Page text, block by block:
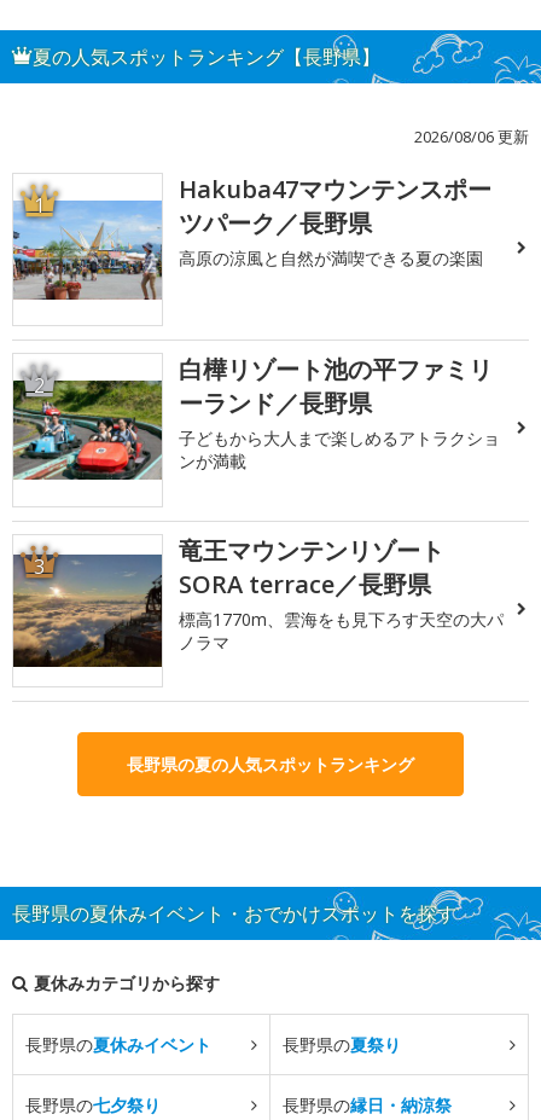
夏の人気スポットランキング【長野県】
2026/08/06 更新
1
Hakuba47マウンテンスポー
ツパーク／長野県
高原の涼風と自然が満喫できる夏の楽園
2
白樺リゾート池の平ファミリ
ーランド／長野県
子どもから大人まで楽しめるアトラクショ
ンが満載
3
竜王マウンテンリゾート
SORA terrace／長野県
標高1770m、雲海をも見下ろす天空の大パ
ノラマ
長野県の夏の人気スポットランキング
長野県の夏休みイベント・おでかけスポットを探す
夏休みカテゴリから探す
長野県の夏休みイベント 長野県の夏祭り
長野県の七夕祭り 長野県の縁日・納涼祭